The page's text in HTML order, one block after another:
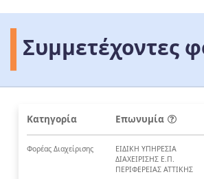
Συμμετέχοντες
Κατηγορία Επωνυμία
Φορέας Διαχείρισης
ΕΙΔΙΚΗ ΥΠΗΡΕΣΙΑ
ΔΙΑΧΕΙΡΙΣΗΣ Ε.Π.
ΠΕΡΙΦΕΡΕΙΑΣ ΑΤΤΙΚΗΣ